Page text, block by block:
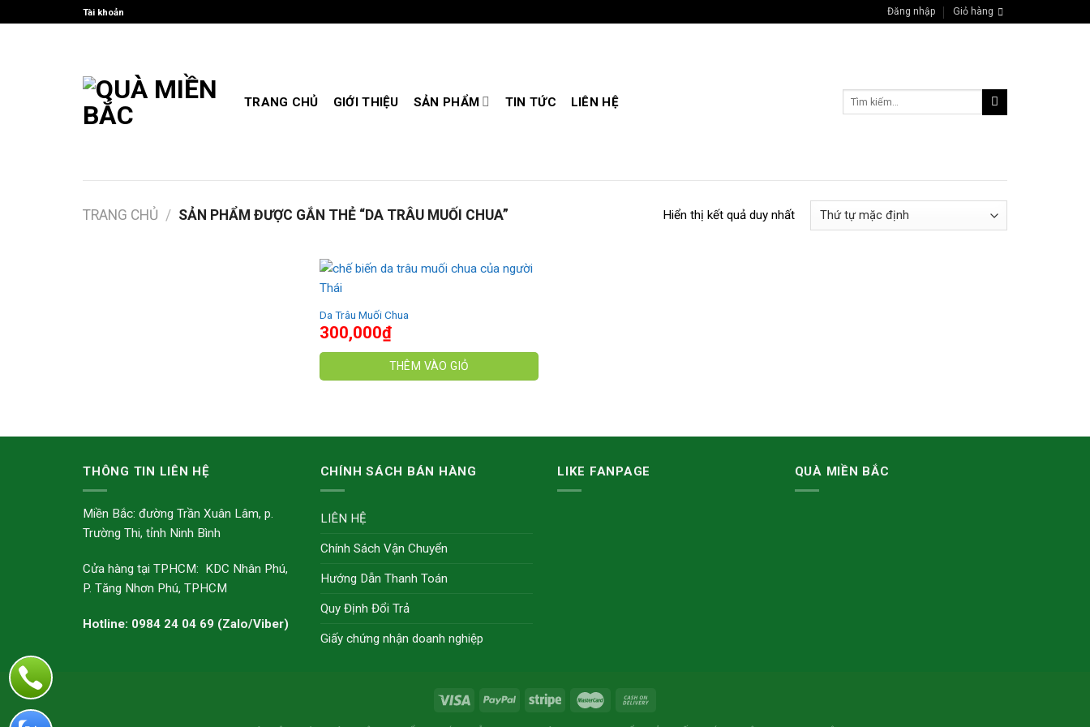
to
Tài khoản Đăng nhập Giỏ hàng
TRANG CHỦ GIỚI THIỆU SẢN PHẨM TIN TỨC LIÊN HỆ
Tìm
TRANG CHỦ / SẢN PHẨM ĐƯỢC GẮN THẺ “DA TRÂU MUỐI CHUA” Hiển thị kết quả duy nhất
Da Trâu Muối Chua
300,000₫
THÊM VÀO GIỎ
THÔNG TIN LIÊN HỆ
Miền Bắc: đường Trần Xuân Lâm, p.
Trường Thi, tỉnh Ninh Bình
Cửa hàng tại TPHCM: KDC Nhân Phú,
P. Tăng Nhơn Phú, TPHCM
Hotline: 0984 24 04 69 (Zalo/Viber)
CHÍNH SÁCH BÁN HÀNG
LIÊN HỆ
Chính Sách Vận Chuyển
Hướng Dẫn Thanh Toán
Quy Định Đổi Trả
Giấy chứng nhận doanh nghiệp
LIKE FANPAGE QUÀ MIỀN BẮC